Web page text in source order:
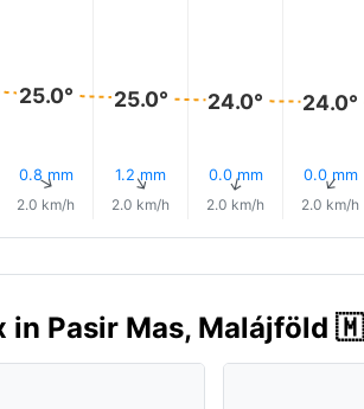
25.0°
0.8 mm
↑
2.0 km/h
25.0°
1.2 mm
↑
2.0 km/h
24.0°
0.0 mm
↑
2.0 km/h
24.0°
0.0 mm
↑
2.0 km/h
in Pasir Mas, Malájföld